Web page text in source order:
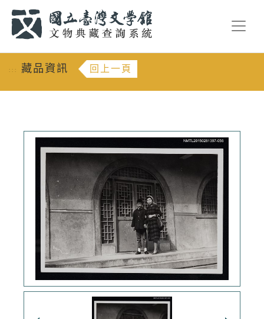
::: 藏品資訊 回上一頁